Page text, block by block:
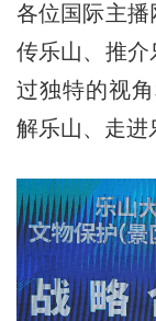
各位国际主播
传乐山、推介
过独特的视
解乐山、走进